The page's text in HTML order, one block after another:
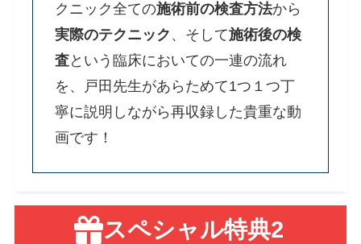
クニック全ての施術前の検査方法から
実際のテクニック 、そして施術後の検
査という臨床においての一連の流れ
を、
戸田先生があらためて1つ１つ丁
寧に説明しながら再収録した貴重な動
画です！
スペシャル特典2